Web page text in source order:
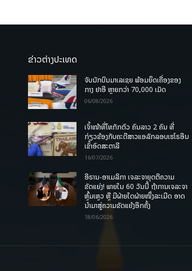
ຂ່າວຕ່າງປະເທດ
ຈັບນັກບິນມາເລເຊຍ ພ້ອມຍຶດເຄື່ອງຂອງ
ກາງ ຢາອີ ຫຼາຍກວ່າ 70,000 ເມັດ
06/08/2026
ເຈົ້າໜ້າທີ່ໄທກັກຕົວ ຄົນລາວ 2 ຄົນ ທີ່
ກ່ຽວຂ້ອງກັບຄະດີສາວແອລັກລອບເຮໂຣອີນ
ເຂົ້າອົດສະຕາລີ
16/07/2026
ອີຣານ-ອາເມລິກາ ເຈລະຈາຍຸດຕິຄວາມ
ຂັດແຍ່ງ! ພາຍໃນ 60 ວັນນີ້ ຖ້າການເຈລະຈາ
ຫຼົ້ມເຫຼວ ຫຼື ມີຝ່າຍໃດຝ່າຍໜຶ່ງລະເມີດ ອາດ
ນໍາມາສູ່ຄວາມຂັດແຍ້ງອີກຄັ້ງ
18/06/2026